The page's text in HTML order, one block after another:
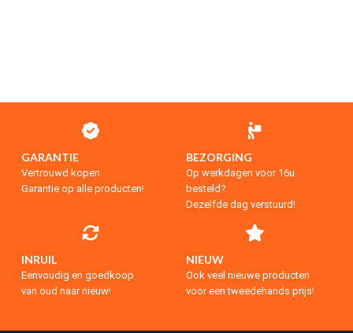
GARANTIE
Vertrouwd kopen
Garantie op alle producten!
BEZORGING
Op werkdagen voor 16u
besteld?
Dezelfde dag verstuurd!
INRUIL
Eenvoudig en goedkoop
van oud naar nieuw!
NIEUW
Ook veel nieuwe producten
voor een tweedehands prijs!